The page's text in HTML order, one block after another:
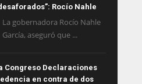
Rocío Nahle
La gobernadora Rocío Nahle
García, aseguró que ...
Congreso Declaraciones
en contra de dos